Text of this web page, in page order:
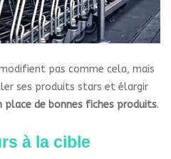
pas comme cela, mais
ses produits stars et élargir
place de bonnes fiches produits.
à la cible